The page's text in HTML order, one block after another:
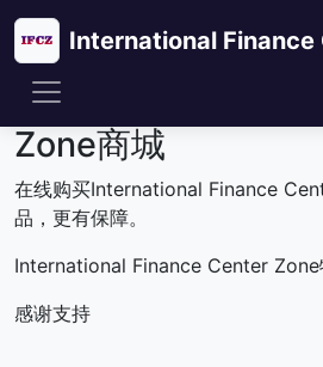
International Finance
International
Zone商城
在线购买International Finance
品，更有保障。
International Finance Center Zone
感谢支持